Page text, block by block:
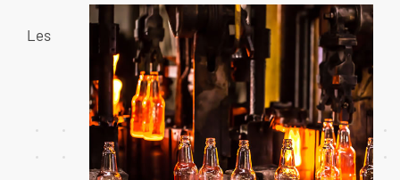
Les